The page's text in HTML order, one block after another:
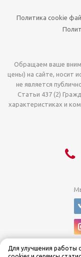
Политика cookie
Обращаем ваше
цены) на сайте, носит
не является
Статьи 437 (2)
характеристиках и
Для улучшения работы